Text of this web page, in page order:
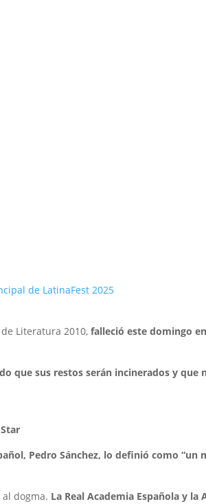
de LatinaFest 2025
de Literatura 2010,falleció este domingo
que sus restos serán incinerados y que
Pedro Sánchez, lo definió como “un
dogma. La Real Academia Española y la